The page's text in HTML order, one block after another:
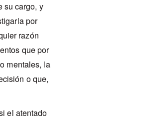
su cargo, y
por
razón
que por
mentales, la
o que,
el atentado